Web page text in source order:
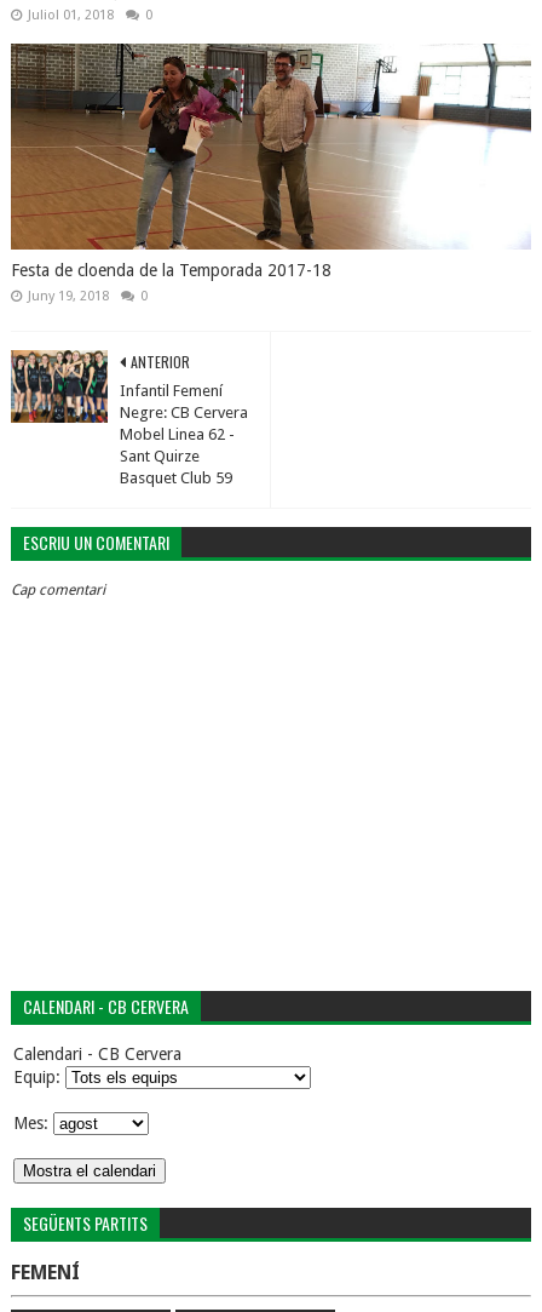
Juliol 01, 2018 0
Festa de cloenda de la Temporada 2017-18
Juny 19, 2018 0
ANTERIOR
Infantil Femení
Negre: CB Cervera
Mobel Linea 62 -
Sant Quirze
Basquet Club 59
ESCRIU UN COMENTARI
Cap comentari
CALENDARI - CB CERVERA
Calendari - CB Cervera
Equip:
Mes:
SEGÜENTS PARTITS
FEMENÍ